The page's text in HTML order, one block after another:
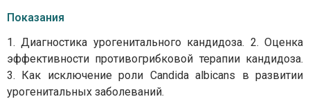
Показания
1. Диагностика урогенитального кандидоза. 2. Оценка
эффективности противогрибковой терапии кандидоза.
3. Как исключение роли Candida albicans в развитии
урогенитальных заболеваний.